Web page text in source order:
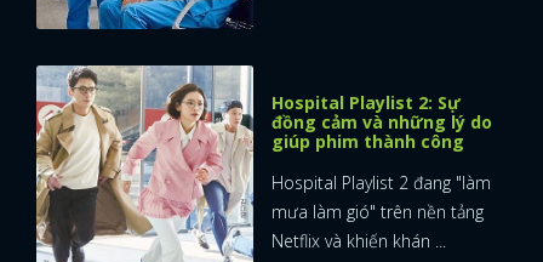
Hospital Playlist 2: Sự
đồng cảm và những lý do
giúp phim thành công
Hospital Playlist 2 đang "làm
mưa làm gió" trên nền tảng
Netflix và khiến khán ...